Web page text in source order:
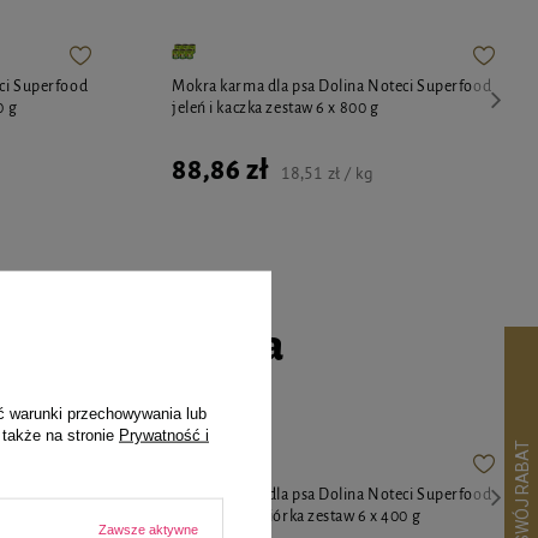
Superfood
g
Mokra karma dla psa Dolina Noteci Superfood
jeleń i kaczka zestaw 6 x 800 g
88,86 zł 18,51 zł / kg
czworonoga
Mokra karma dla psa Dolina Noteci Superfood
kaczka i przepiórka zestaw 6 x 400 g
warunki przechowywania lub
na stronie Prywatność i
Zawsze aktywne